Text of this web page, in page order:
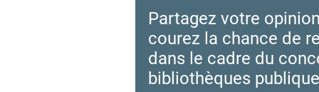
Partagez votre
courez la chance de
dans le cadre du
bibliothèques